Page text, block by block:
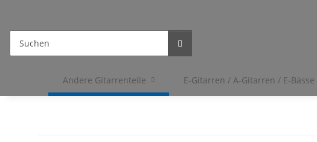
Andere Gitarrenteile E-Gitarren / A-Gitarren / E-Bässe